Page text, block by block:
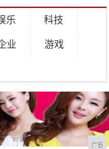
乐 科技
业 游戏
广告